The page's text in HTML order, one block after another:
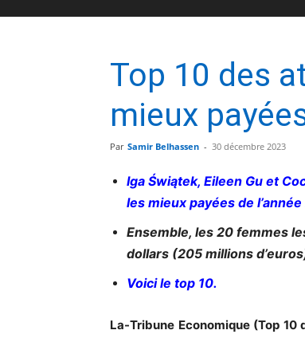
Top 10 des
mieux
Par Samir Belhassen - 30 décembre 2023
Iga Świątek, Eileen Gu et
les mieux payées de
Ensemble, les 20 femmes
dollars (205 millions
Voici le top 10.
La-Tribune Economique (Top